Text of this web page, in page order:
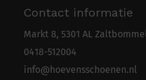
Contact informatie
Markt 8, 5301 AL Zaltbommel
0418-512004
info@hoevensschoenen.nl